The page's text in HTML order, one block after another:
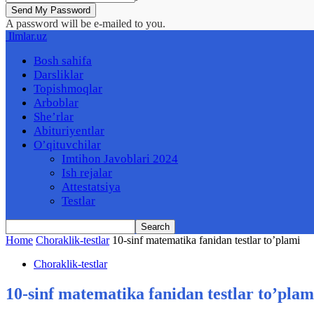
A password will be e-mailed to you.
Ilmlar.uz
Bosh sahifa
Darsliklar
Topishmoqlar
Arboblar
She’rlar
Abituriyentlar
O’qituvchilar
Imtihon Javoblari 2024
Ish rejalar
Attestatsiya
Testlar
Home Choraklik-testlar 10-sinf matematika fanidan testlar to’plami
Choraklik-testlar
10-sinf matematika fanidan testlar